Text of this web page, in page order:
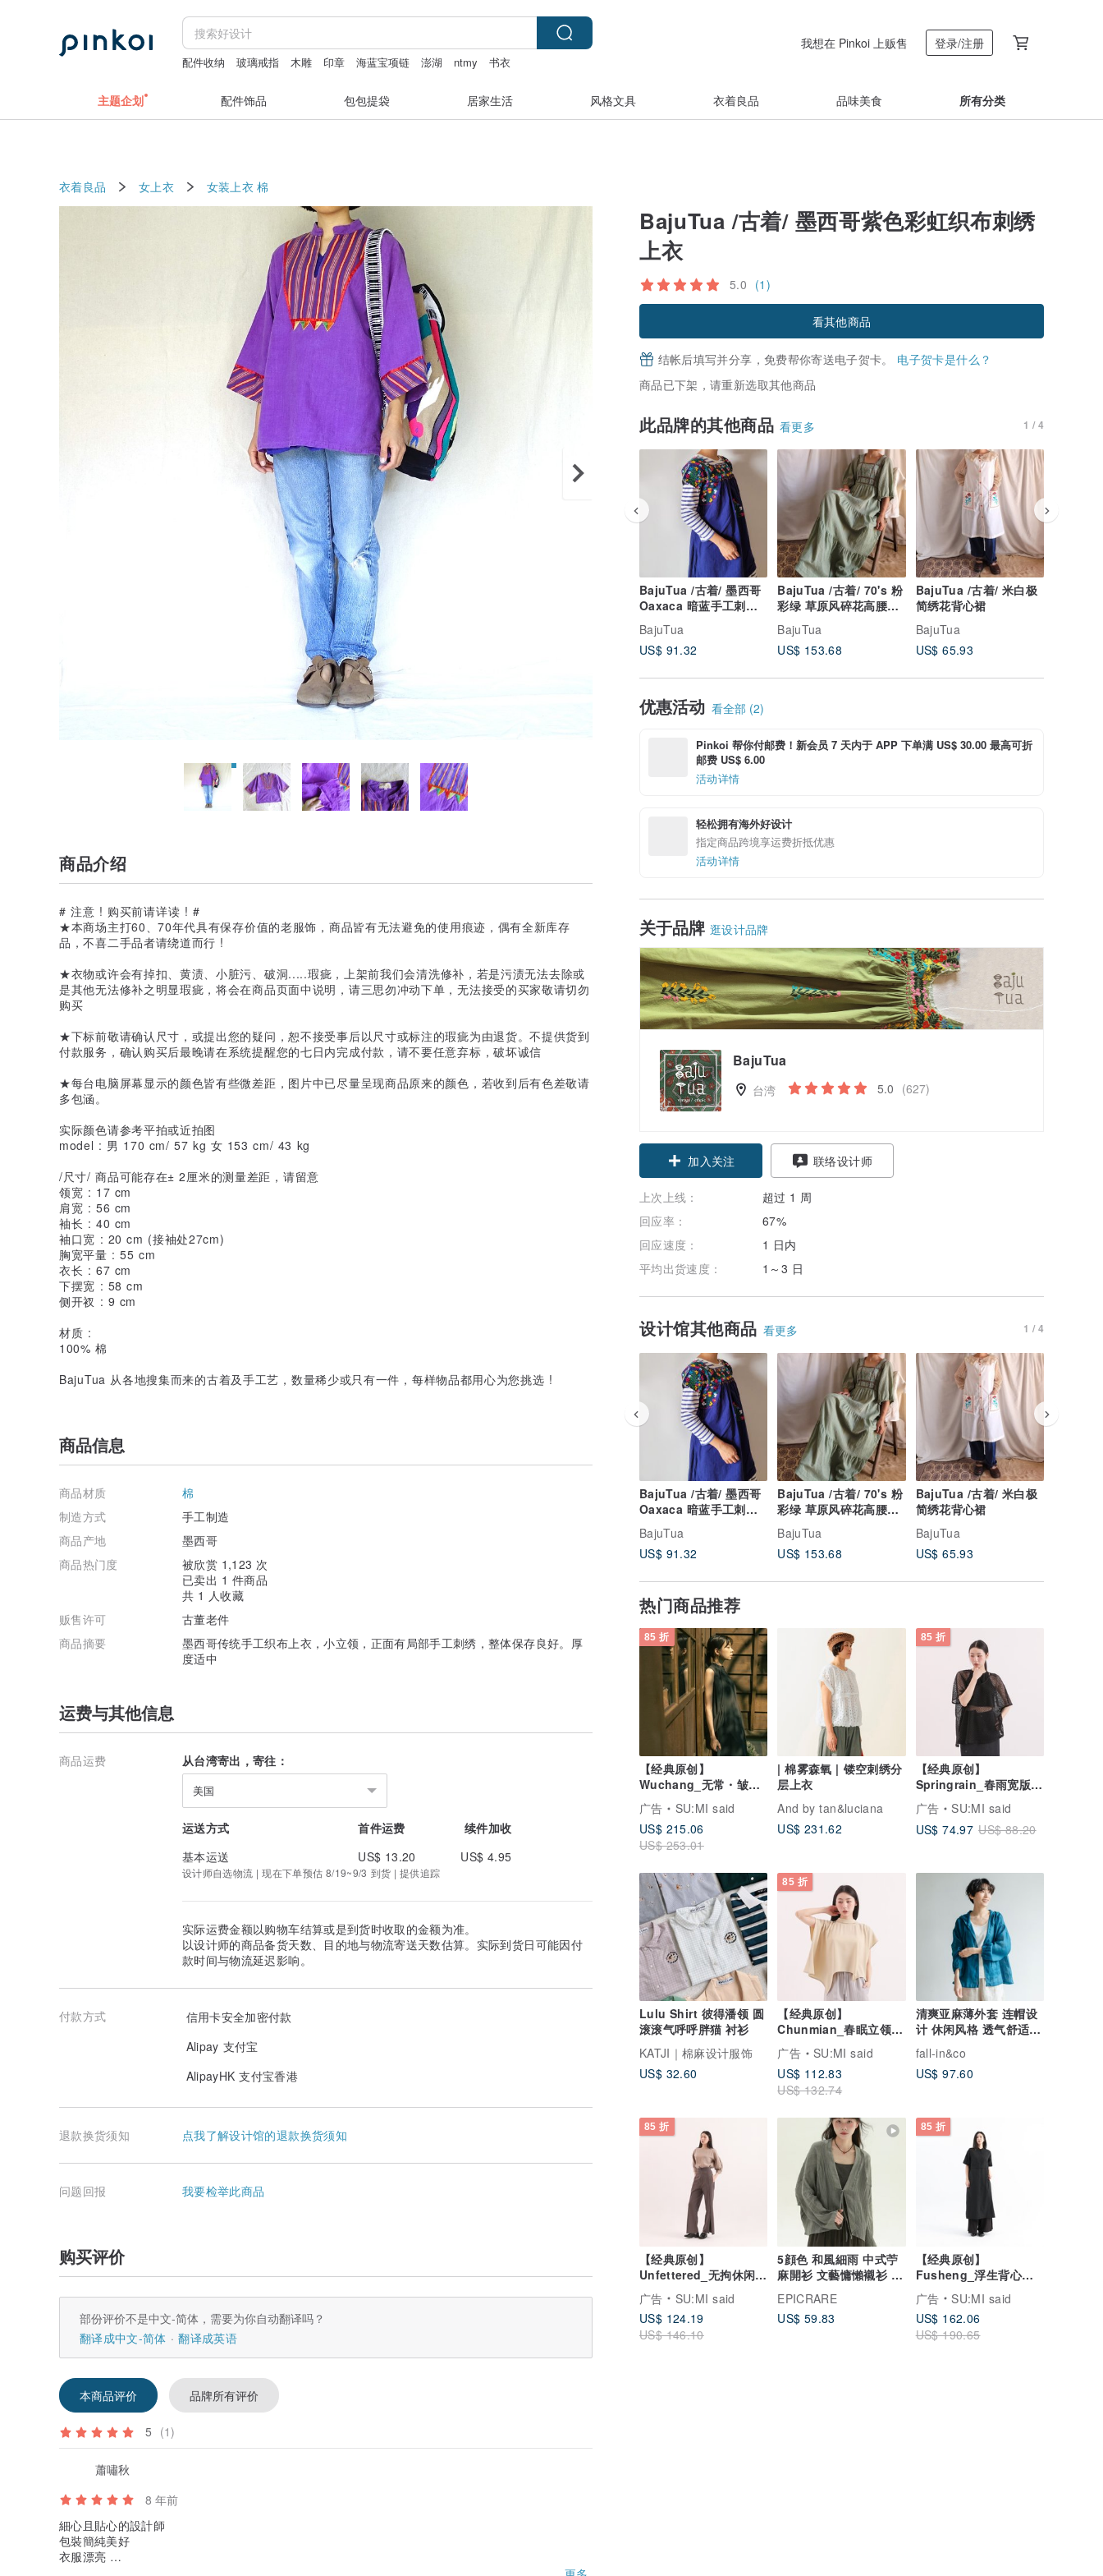
配件收纳 玻璃戒指 木雕 印章 海蓝宝项链 澎湖 ntmy 书衣
我想在 Pinkoi 上贩售 登录/注册
主题企划 配件饰品 包包提袋 居家生活 风格文具 衣着良品 品味美食 所有分类
衣着良品 女上衣 女装上衣 棉
BajuTua /古着/ 墨西哥紫色彩虹织布刺绣
上衣
5.0 (1)
看其他商品
结帐后填写并分享，免费帮你寄送电子贺卡。 电子贺卡是什么？
商品已下架，请重新选取其他商品
此品牌的其他商品 看更多 1 / 4
BajuTua /古着/ 墨西哥
Oaxaca 暗蓝手工刺绣
BajuTua
US$ 91.32
BajuTua /古着/ 70's 粉
彩绿 草原风碎花高腰洋
BajuTua
US$ 153.68
BajuTua /古着/ 米白极
简绣花背心裙
BajuTua
US$ 65.93
优惠活动 看全部 (2)
Pinkoi 帮你付邮费！新会员 7 天内于 APP 下单满 US$ 30.00 最高可折
邮费 US$ 6.00
活动详情
轻松拥有海外好设计
指定商品跨境享运费折抵优惠
活动详情
关于品牌 逛设计品牌
BajuTua
台湾 5.0 (627)
加入关注
联络设计师
上次上线：
超过 1 周
回应率：
67%
回应速度：
1 日内
平均出货速度：
1～3 日
设计馆其他商品 看更多 1 / 4
BajuTua /古着/ 墨西哥
Oaxaca 暗蓝手工刺绣
上衣
BajuTua
US$ 91.32
BajuTua /古着/ 70's 粉
彩绿 草原风碎花高腰洋
装
BajuTua
US$ 153.68
BajuTua /古着/ 米白极
简绣花背心裙
BajuTua
US$ 65.93
热门商品推荐
85 折
【经典原创】
Wuchang_无常・皱褶
长洋装_CLD026_铁灰
广告
SU:MI said
US$ 215.06
US$ 253.01
| 棉雾森氧 | 镂空刺绣分
层上衣
And by tan&luciana
US$ 231.62
85 折
【经典原创】
Springrain_春雨宽版上
衣_CLT026_黑
广告
SU:MI said
US$ 74.97 US$ 88.20
Lulu Shirt 彼得潘领 圆
滚滚气呼呼胖猫 衬衫
KATJI｜棉麻设计服饰
US$ 32.60
85 折
【经典原创】
Chunmian_春眠立领变
化上衣_CLT021_芥末黄
广告
SU:MI said
US$ 112.83
US$ 132.74
清爽亚麻薄外套 连帽设
计 休闲风格 透气舒适
孔雀青 230613-6
fall-in&co
US$ 97.60
85 折
【经典原创】
Unfettered_无拘休闲宽
裤_CLD036_铁灰
广告
SU:MI said
US$ 124.19
US$ 146.10
5顔色 和風細雨 中式苧
麻開衫 文藝慵懶襯衫 寬
EPICRARE
US$ 59.83
85 折
【经典原创】
Fusheng_浮生背心式
洋装_CLD030_黑
广告
SU:MI said
US$ 162.06
US$ 190.65
商品介绍
# 注意 ! 购买前请详读 ! #
★本商场主打60、70年代具有保存价值的老服饰，商品皆有无法避免的使用痕迹，偶有全新库存
品，不喜二手品者请绕道而行 !
★衣物或许会有掉扣、黄渍、小脏污、破洞.....瑕疵，上架前我们会清洗修补，若是污渍无法去除或
是其他无法修补之明显瑕疵，将会在商品页面中说明，请三思勿冲动下单，无法接受的买家敬请切勿
购买
★下标前敬请确认尺寸，或提出您的疑问，恕不接受事后以尺寸或标注的瑕疵为由退货。不提供货到
付款服务，确认购买后最晚请在系统提醒您的七日内完成付款，请不要任意弃标，破坏诚信
★每台电脑屏幕显示的颜色皆有些微差距，图片中已尽量呈现商品原来的颜色，若收到后有色差敬请
多包涵。
实际颜色请参考平拍或近拍图
model : 男 170 cm/ 57 kg 女 153 cm/ 43 kg
/尺寸/ 商品可能存在± 2厘米的测量差距，请留意
领宽 : 17 cm
肩宽 : 56 cm
袖长 : 40 cm
袖口宽 : 20 cm (接袖处27cm)
胸宽平量 : 55 cm
衣长 : 67 cm
下摆宽 : 58 cm
侧开衩 : 9 cm
材质 :
100% 棉
BajuTua 从各地搜集而来的古着及手工艺，数量稀少或只有一件，每样物品都用心为您挑选 !
商品信息
商品材质
棉
制造方式
手工制造
商品产地
墨西哥
商品热门度
被欣赏 1,123 次
已卖出 1 件商品
共 1 人收藏
贩售许可
古董老件
商品摘要
墨西哥传统手工织布上衣，小立领，正面有局部手工刺绣，整体保存良好。厚
度适中
运费与其他信息
商品运费 从台湾寄出，寄往：
美国
运送方式 首件运费
续件加收
基本运送
US$ 13.20 US$ 4.95
设计师自选物流 | 现在下单预估 8/19~9/3 到货 | 提供追踪
实际运费金额以购物车结算或是到货时收取的金额为准。
以设计师的商品备货天数、目的地与物流寄送天数估算。实际到货日可能因付
款时间与物流延迟影响。
付款方式
信用卡安全加密付款
Alipay 支付宝
AlipayHK 支付宝香港
退款换货须知 点我了解设计馆的退款换货须知
问题回报 我要检举此商品
购买评价
部份评价不是中文-简体，需要为你自动翻译吗？
翻译成中文-简体
翻译成英语
本商品评价 品牌所有评价
5 (1)
蕭嘯秋
8 年前
細心且貼心的設計師
包裝簡純美好
衣服漂亮